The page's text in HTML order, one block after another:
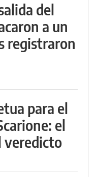
del
a un
registraron
para el
el
veredicto